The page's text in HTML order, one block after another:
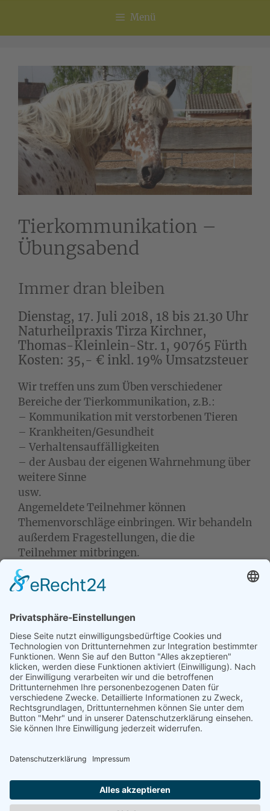
Menü
Tierkommunikation –
Übungsabend
Immer dran bleiben
Dienstag, 17. Juli 2018, 18 bis 21.30 Uhr
Naturheilpraxis Tirza Kirchner,
Thomas-Kleinlein-Str. 1, 90765 Fürth
Kosten: 35,- € inkl. 19% Umsatzsteuer
Wir treffen uns zum Üben verschiedener
Bereiche der Tierkommunikation, z.B.:
– Kommunikation mit verstorbenen Tieren
– Krankheiten/Gesundheit
– Verhaltensauffälligkeiten
– der Ausbau der eigenen Wahrnehmung über
weitere Sinne
usw.
Angemeldete Teilnehmer können
Themenvorschläge einbringen. Wir behandeln
außerdem Fragestellungen, die die
Teilnehmer mitbringen.
Am Übungsabend können alle teilnehmen, die
Tierkommunikation haben und auch bereits
Der Übungsabend ersetzt nicht die Teilnahme
an einem Basisseminar.
Tierkommunikation lernen